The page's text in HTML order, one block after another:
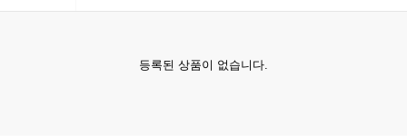
등록된 상품이 없습니다.